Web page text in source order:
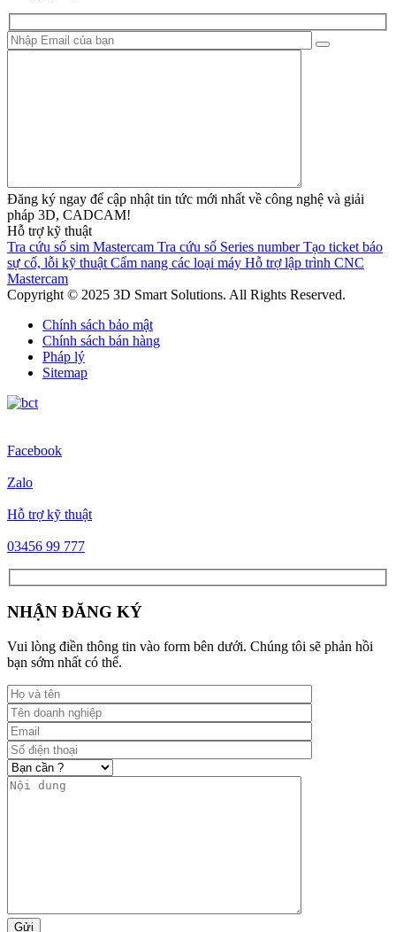
Đăng ký ngay để cập nhật tin tức mới nhất về công nghệ và giải
pháp 3D, CADCAM!
Hỗ trợ kỹ thuật
Tra cứu số sim Mastercam Tra cứu số Series number Tạo ticket báo
sự cố, lỗi kỹ thuật Cẩm nang các loại máy Hỗ trợ lập trình CNC
Mastercam
Copyright © 2025 3D Smart Solutions. All Rights Reserved.
Chính sách bảo mật
Chính sách bán hàng
Pháp lý
Sitemap
Facebook
Zalo
Hỗ trợ kỹ thuật
03456 99 777
NHẬN ĐĂNG KÝ
Vui lòng điền thông tin vào form bên dưới. Chúng tôi sẽ phản hồi
bạn sớm nhất có thể.
Gửi